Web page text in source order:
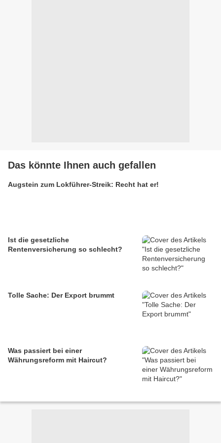
Das könnte Ihnen auch gefallen
Augstein zum Lokführer-Streik: Recht hat er!
Ist die gesetzliche
Rentenversicherung so schlecht?
Tolle Sache: Der Export brummt
Was passiert bei einer
Währungsreform mit Haircut?